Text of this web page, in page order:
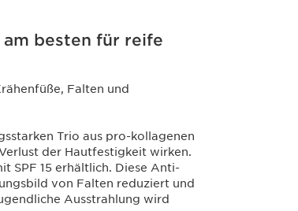
besten für reife
Falten und
Trio aus pro-kollagenen
der Hautfestigkeit wirken.
SPF 15 erhältlich. Diese Anti-
von Falten reduziert und
Ausstrahlung wird